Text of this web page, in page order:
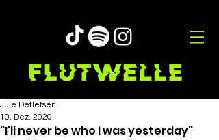
"I'll never be who i was yesterday"
Jule Detlefsen
10. Dez. 2020